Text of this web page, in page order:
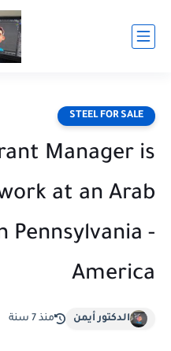
STEEL FOR SALE
Manager is
at an Arab
Pennsylvania -
America
الدكتور أيمن منذ 7 سنة